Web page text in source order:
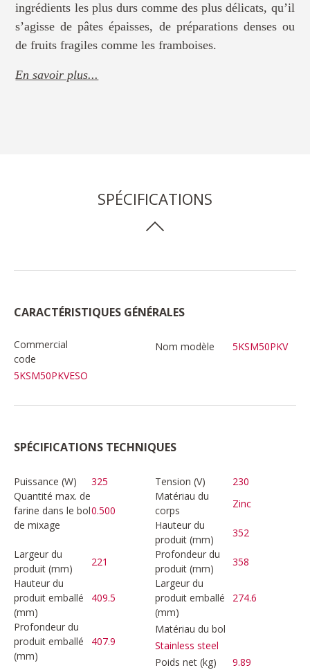
ingrédients les plus durs comme des plus délicats, qu’il
s’agisse de pâtes épaisses, de préparations denses ou
de fruits fragiles comme les framboises.
En savoir plus...
SPÉCIFICATIONS
CARACTÉRISTIQUES GÉNÉRALES
Commercial
code
5KSM50PKVESO
Nom modèle 5KSM50PKV
SPÉCIFICATIONS TECHNIQUES
Puissance (W) 325 Tension (V)
230
Quantité max. de
farine dans le bol
de mixage
0.500
Matériau du
corps
Zinc
Hauteur du
produit (mm)
352
Largeur du
produit (mm)
221
Profondeur du
produit (mm)
358
Hauteur du
produit emballé
(mm)
409.5
Largeur du
produit emballé
(mm)
274.6
Profondeur du
produit emballé
(mm)
407.9
Matériau du bol
Stainless steel
Poids net (kg)
9.89